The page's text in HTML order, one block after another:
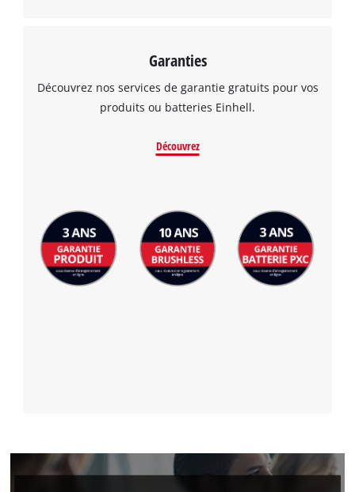
Garanties
Découvrez nos services de garantie gratuits pour vos
produits ou batteries Einhell.
Découvrez